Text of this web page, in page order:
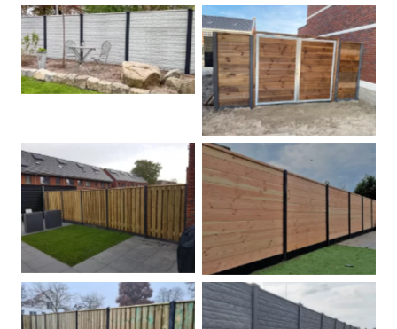
Betonschutting
Dubbele poort
Betonpalen schutting Douglas